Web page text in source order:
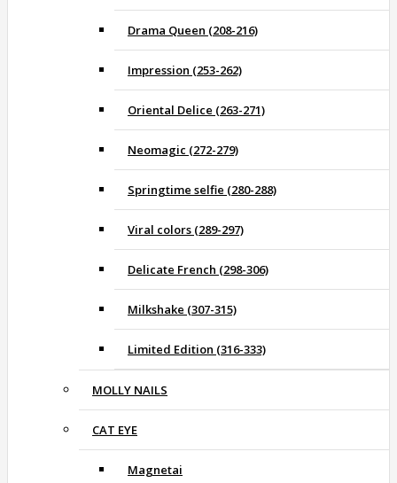
Drama Queen (208-216)
Impression (253-262)
Oriental Delice (263-271)
Neomagic (272-279)
Springtime selfie (280-288)
Viral colors (289-297)
Delicate French (298-306)
Milkshake (307-315)
Limited Edition (316-333)
MOLLY NAILS
CAT EYE
Magnetai